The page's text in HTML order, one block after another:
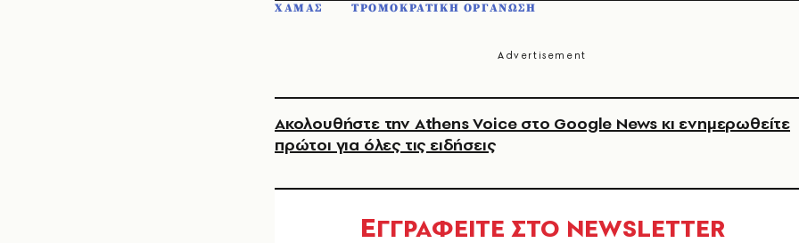
ΧΑΜΑΣ ΤΡΟΜΟΚΡΑΤΙΚΗ ΟΡΓΑΝΩΣΗ
Ακολουθήστε την Athens Voice στο Google News κι ενημερωθείτε
πρώτοι για όλες τις ειδήσεις
ΕΓΓΡΑΦΕΙΤΕ ΣΤΟ NEWSLETTER